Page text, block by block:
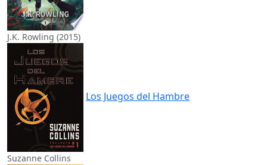
J.K. Rowling (2015)
Los Juegos del Hambre
Suzanne Collins